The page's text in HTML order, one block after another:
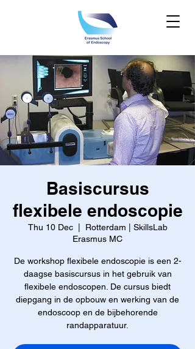
Basiscursus
flexibele endoscopie
Thu 10 Dec
  |
Rotterdam | SkillsLab
Erasmus MC
De workshop flexibele endoscopie is een 2-
daagse basiscursus in het gebruik van
flexibele endoscopen. De cursus biedt
diepgang in de opbouw en werking van de
endoscoop en de bijbehorende
randapparatuur.